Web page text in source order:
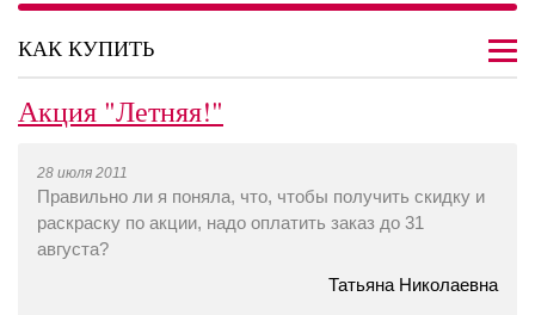
КАК КУПИТЬ
Акция "Летняя!"
28 июля 2011
Правильно ли я поняла, что, чтобы получить скидку и
раскраску по акции, надо оплатить заказ до 31
августа?
Татьяна Николаевна